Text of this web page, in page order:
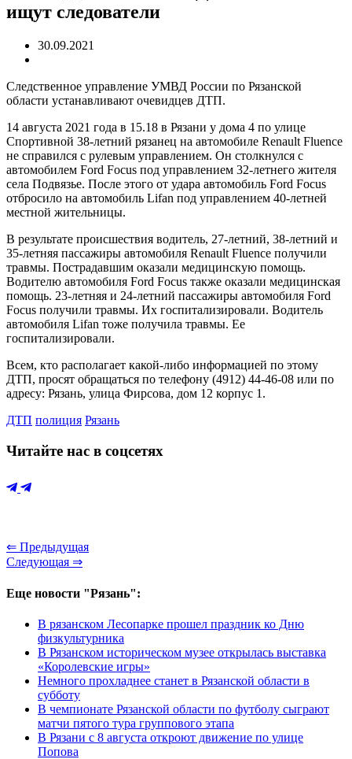
ищут следователи
30.09.2021
Следственное управление УМВД России по Рязанской
области устанавливают очевидцев ДТП.
14 августа 2021 года в 15.18 в Рязани у дома 4 по улице
Спортивной 38-летний рязанец на автомобиле Renault Fluence
не справился с рулевым управлением. Он столкнулся с
автомобилем Ford Focus под управлением 32-летнего жителя
села Подвязье. После этого от удара автомобиль Ford Focus
отбросило на автомобиль Lifan под управлением 40-летней
местной жительницы.
В результате происшествия водитель, 27-летний, 38-летний и
35-летняя пассажиры автомобиля Renault Fluence получили
травмы. Пострадавшим оказали медицинскую помощь.
Водителю автомобиля Ford Focus также оказали медицинская
помощь. 23-летняя и 24-летний пассажиры автомобиля Ford
Focus получили травмы. Их госпитализировали. Водитель
автомобиля Lifan тоже получила травмы. Ее
госпитализировали.
Всем, кто располагает какой-либо информацией по этому
ДТП, просят обращаться по телефону (4912) 44-46-08 или по
адресу: Рязань, улица Фирсова, дом 12 корпус 1.
ДТП полиция Рязань
Читайте нас в соцсетях
⇐ Предыдущая
Следующая ⇒
Еще новости "Рязань":
В рязанском Лесопарке прошел праздник ко Дню
физкультурника
В Рязанском историческом музее открылась выставка
«Королевские игры»
Немного прохладнее станет в Рязанской области в
субботу
В чемпионате Рязанской области по футболу сыграют
матчи пятого тура группового этапа
В Рязани с 8 августа откроют движение по улице
Попова